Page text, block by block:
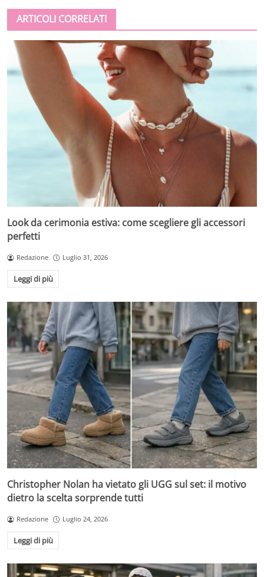
ARTICOLI CORRELATI
Look da cerimonia estiva: come scegliere gli accessori
perfetti
Redazione Luglio 31, 2026
Leggi di più
Christopher Nolan ha vietato gli UGG sul set: il motivo
dietro la scelta sorprende tutti
Redazione Luglio 24, 2026
Leggi di più